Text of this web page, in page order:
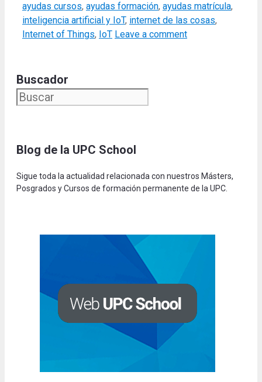
ayudas cursos, ayudas formación, ayudas matrícula,
inteligencia artificial y IoT, internet de las cosas,
Internet of Things, IoT Leave a comment
Buscador
Blog de la UPC School
Sigue toda la actualidad relacionada con nuestros Másters,
Posgrados y Cursos de formación permanente de la UPC.